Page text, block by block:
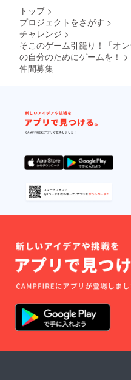
トップ >
プロジェクトをさがす >
チャレンジ >
そこのゲーム引籠り！「オ
の自分のためにゲームを！ >
仲間募集